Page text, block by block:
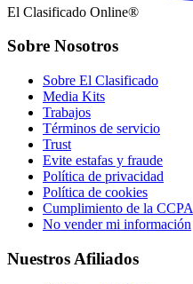
El Clasificado Online®
Sobre Nosotros
Sobre El Clasificado
Media Kits
Trabajos
Términos de servicio
Trust
Evite estafas y fraude
Política de privacidad
Política de cookies
Cumplimiento de la CCPA
No vender mi información
Nuestros Afiliados